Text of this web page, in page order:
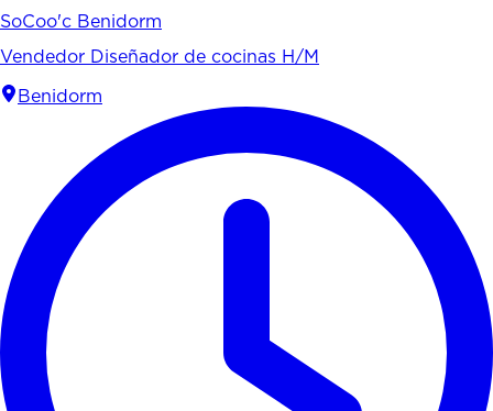
SoCoo'c Benidorm
Vendedor Diseñador de cocinas H/M
Benidorm